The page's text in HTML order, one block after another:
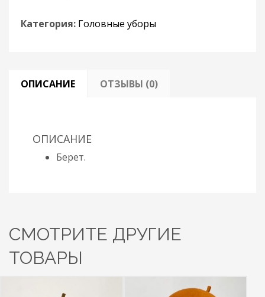
Категория: Головные уборы
ОПИСАНИЕ ОТЗЫВЫ (0)
ОПИСАНИЕ
Берет.
СМОТРИТЕ ДРУГИЕ
ТОВАРЫ